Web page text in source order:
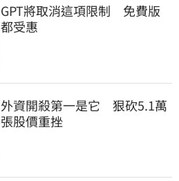
GPT將取消這項限制　免費版
都受惠
外資開殺第一是它　狠砍5.1萬
張股價重挫